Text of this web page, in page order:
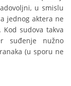
u smislu
jednog aktera ne
sudova takva
suđenje nužno
(u sporu ne